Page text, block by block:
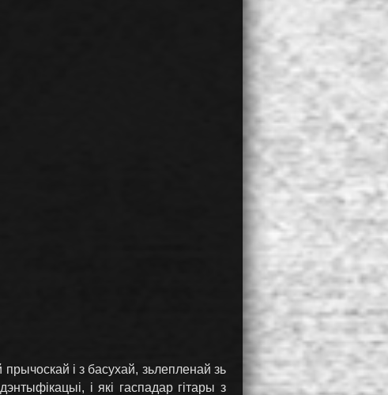
і з басухай, зьлепленай зь
і які гаспадар гітары з